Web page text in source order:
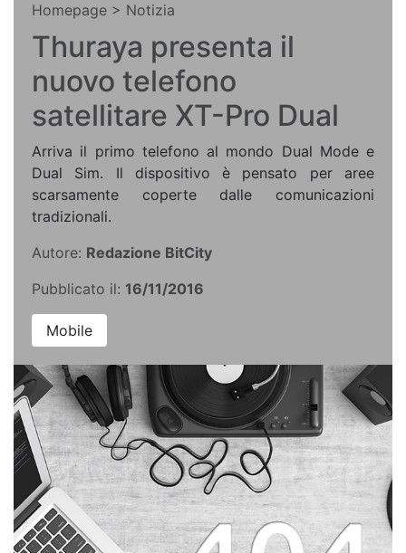
Homepage > Notizia
Thuraya presenta il
nuovo telefono
satellitare XT-Pro Dual
Arriva il primo telefono al mondo Dual Mode e
Dual Sim. Il dispositivo è pensato per aree
scarsamente coperte dalle comunicazioni
tradizionali.
Autore: Redazione BitCity
Pubblicato il: 16/11/2016
Mobile